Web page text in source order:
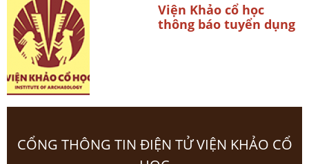
Viện Khảo cổ học
thông báo tuyển dụng
CỔNG THÔNG TIN ĐIỆN TỬ VIỆN KHẢO CỔ